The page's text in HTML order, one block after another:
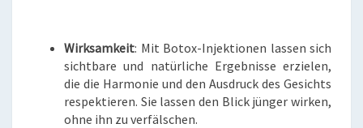
Wirksamkeit: Mit Botox-Injektionen lassen sich
sichtbare und natürliche Ergebnisse erzielen,
die die Harmonie und den Ausdruck des Gesichts
respektieren. Sie lassen den Blick jünger wirken,
ohne ihn zu verfälschen.